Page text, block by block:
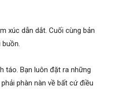
xúc dẫn dắt. Cuối cùng bản
táo. Bạn luôn đặt ra những
phàn nàn về bất cứ điều